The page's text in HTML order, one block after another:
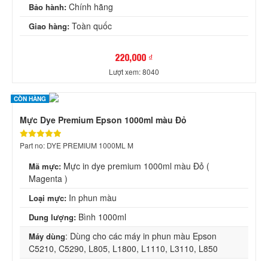
Bảo hành: Chính hãng
Giao hàng: Toàn quốc
220,000 ₫
Lượt xem: 8040
CÒN HÀNG
Mực Dye Premium Epson 1000ml màu Đỏ
Part no: DYE PREMIUM 1000ML M
Mã mực: Mực in dye premium 1000ml màu Đỏ (
Magenta )
Loại mực: In phun màu
Dung lượng: Bình 1000ml
Máy dùng: Dùng cho các máy in phun màu Epson
C5210, C5290, L805, L1800, L1110, L3110, L850